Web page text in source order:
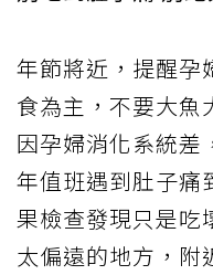
年節將近，提醒孕
食為主，不要大魚
因孕婦消化系統差
年值班遇到肚子痛
果檢查發現只是吃
太偏遠的地方，附